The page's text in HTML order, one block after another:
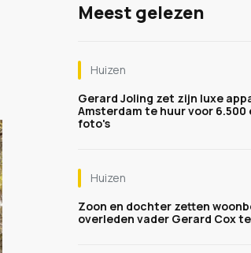
Meest gelezen
Huizen
Gerard Joling zet zijn luxe
Amsterdam te huur voor 6.500
foto's
Huizen
Zoon en dochter zetten
overleden vader Gerard Cox